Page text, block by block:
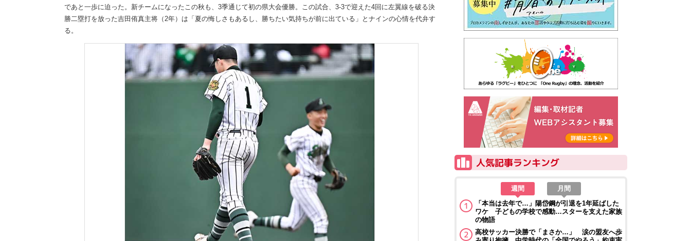
であと一歩に迫った。新チームになったこの秋も、3季通じて初の県大会優勝。この試合、3-3で迎えた4回に左翼線を破る決
勝二塁打を放った吉田侑真主将（2年）は「夏の悔しさもあるし、勝ちたい気持ちが前に出ている」とナインの心情を代弁す
る。
週間
月間
「本当は去年で…」陽岱鋼が引退を1年延ばした
ワケ 子どもの学校で感動…スターを支えた家族
の物語
高校サッカー決勝で「まさか…」 涙の盟友へ歩